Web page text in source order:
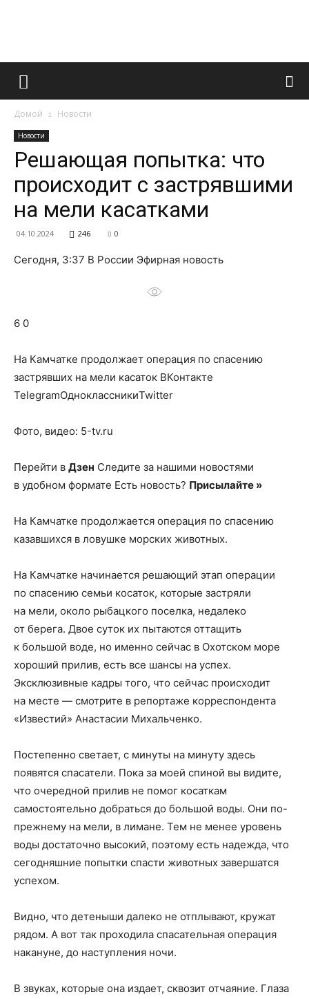
Французский
и
нем
Домой Новости
Новости
Решающая попытка: что
происходит с застрявшими
на мели касатками
04.10.2024 246 0
Сегодня, 3:37 В России Эфирная новость
6 0
На Камчатке продолжает операция по спасению
застрявших на мели касаток ВКонтакте
TelegramОдноклассникиTwitter
Фото, видео: 5-tv.ru
Перейти в Дзен Следите за нашими новостями
в удобном формате Есть новость? Присылайте »
На Камчатке продолжается операция по спасению
казавшихся в ловушке морских животных.
На Камчатке начинается решающий этап операции
по спасению семьи косаток, которые застряли
на мели, около рыбацкого поселка, недалеко
от берега. Двое суток их пытаются оттащить
к большой воде, но именно сейчас в Охотском море
хороший прилив, есть все шансы на успех.
Эксклюзивные кадры того, что сейчас происходит
на месте — смотрите в репортаже корреспондента
«Известий» Анастасии Михальченко.
Постепенно светает, с минуты на минуту здесь
появятся спасатели. Пока за моей спиной вы видите,
что очередной прилив не помог косаткам
самостоятельно добраться до большой воды. Они по-
прежнему на мели, в лимане. Тем не менее уровень
воды достаточно высокий, поэтому есть надежда, что
сегодняшние попытки спасти животных завершатся
успехом.
Видно, что детеныши далеко не отплывают, кружат
рядом. А вот так проходила спасательная операция
накануне, до наступления ночи.
В звуках, которые она издает, сквозит отчаяние. Глаза